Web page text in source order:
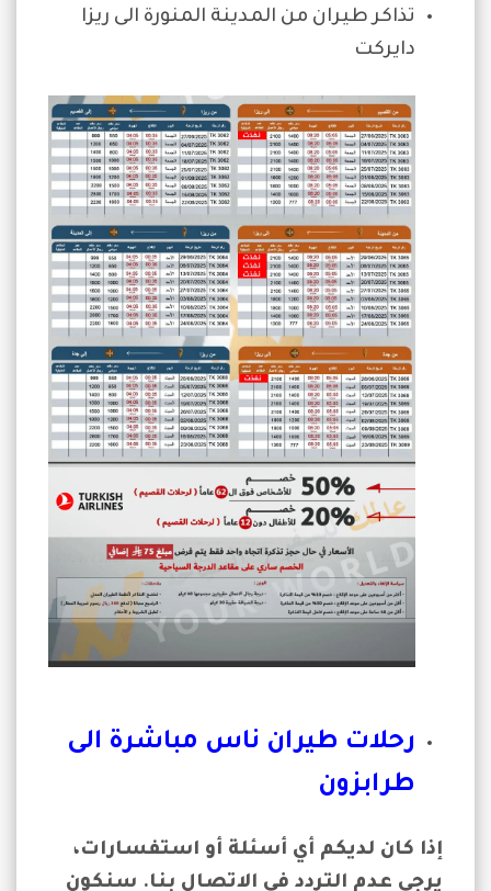
تذاكر طيران من المدينة المنورة الى ريزا
دايركت
رحلات طيران ناس مباشرة الى
طرابزون
إذا كان لديكم أي أسئلة أو استفسارات،
يرجى عدم التردد في الاتصال بنا. سنكون